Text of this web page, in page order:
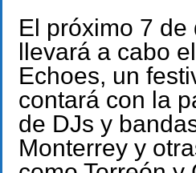
El próximo 7 de
llevará a cabo
Echoes, un
contará con la
de DJs y
Monterrey y